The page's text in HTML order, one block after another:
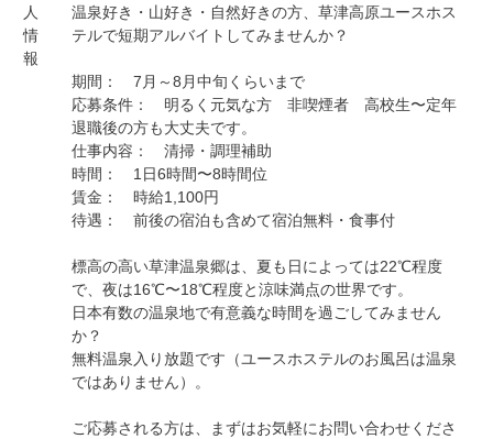
人
情
報
温泉好き・山好き・自然好きの方、草津高原ユースホス
テルで短期アルバイトしてみませんか？
期間： 7月～8月中旬くらいまで
応募条件： 明るく元気な方 非喫煙者 高校生〜定年
退職後の方も大丈夫です。
仕事内容： 清掃・調理補助
時間： 1日6時間〜8時間位
賃金： 時給1,100円
待遇： 前後の宿泊も含めて宿泊無料・食事付
標高の高い草津温泉郷は、夏も日によっては22℃程度
で、夜は16℃〜18℃程度と涼味満点の世界です。
日本有数の温泉地で有意義な時間を過ごしてみません
か？
無料温泉入り放題です（ユースホステルのお風呂は温泉
ではありません）。
ご応募される方は、まずはお気軽にお問い合わせくださ